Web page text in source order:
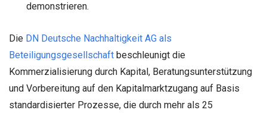
demonstrieren.
Die DN Deutsche Nachhaltigkeit AG als
Beteiligungsgesellschaft beschleunigt die
Kommerzialisierung durch Kapital, Beratungsunterstützung
und Vorbereitung auf den Kapitalmarktzugang auf Basis
standardisierter Prozesse, die durch mehr als 25